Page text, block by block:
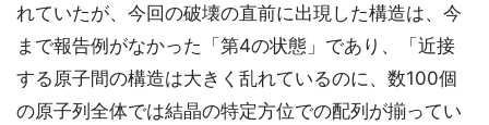
れていたが、今回の破壊の直前に出現した構造は、今
まで報告例がなかった「第4の状態」であり、「近接
する原子間の構造は大きく乱れているのに、数100個
の原子列全体では結晶の特定方位での配列が揃ってい